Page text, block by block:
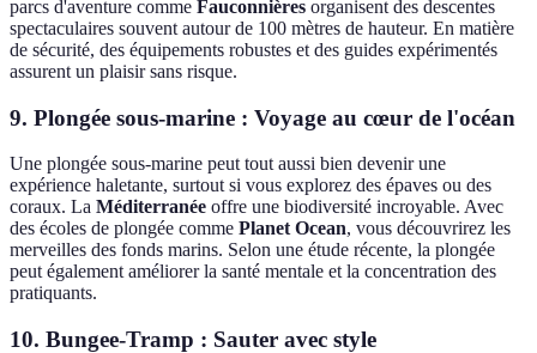
parcs d'aventure comme Fauconnières organisent des descentes
spectaculaires souvent autour de 100 mètres de hauteur. En matière
de sécurité, des équipements robustes et des guides expérimentés
assurent un plaisir sans risque.
9. Plongée sous-marine : Voyage au cœur de l'océan
Une plongée sous-marine peut tout aussi bien devenir une
expérience haletante, surtout si vous explorez des épaves ou des
coraux. La Méditerranée offre une biodiversité incroyable. Avec
des écoles de plongée comme Planet Ocean, vous découvrirez les
merveilles des fonds marins. Selon une étude récente, la plongée
peut également améliorer la santé mentale et la concentration des
pratiquants.
10. Bungee-Tramp : Sauter avec style